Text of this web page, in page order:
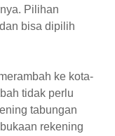
Pilihan
bisa dipilih
ke kota-
tidak perlu
tabungan
rekening